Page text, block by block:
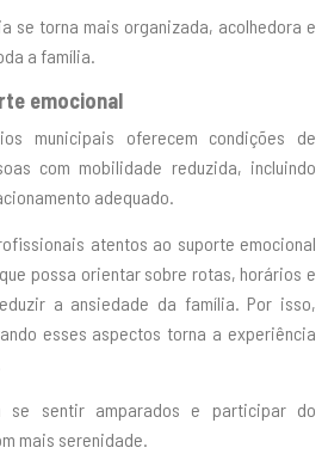
se torna mais organizada, acolhedora e
a família.
emocional
municipais oferecem condições de
com mobilidade reduzida, incluindo
adequado.
atentos ao suporte emocional
possa orientar sobre rotas, horários e
a ansiedade da família. Por isso,
esses aspectos torna a experiência
se sentir amparados e participar do
mais serenidade.